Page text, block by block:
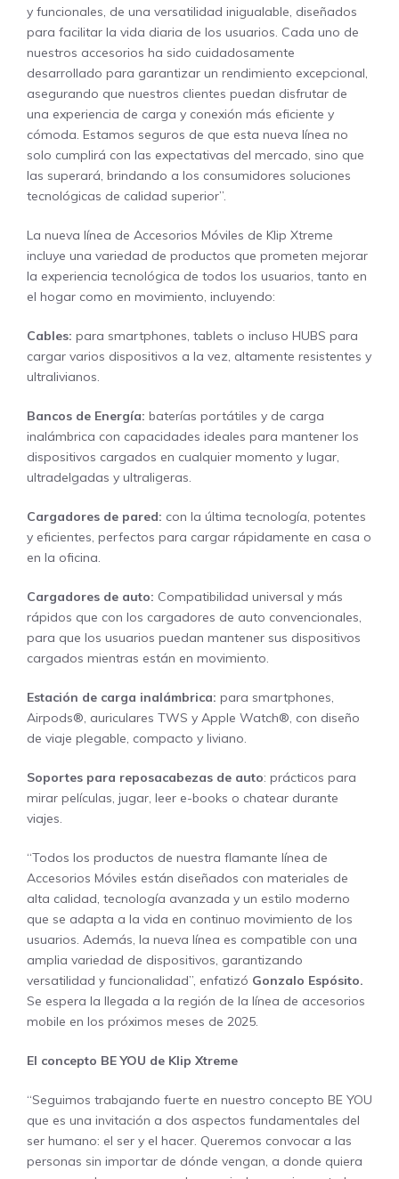
y funcionales, de una versatilidad inigualable, diseñados
para facilitar la vida diaria de los usuarios. Cada uno de
nuestros accesorios ha sido cuidadosamente
desarrollado para garantizar un rendimiento excepcional,
asegurando que nuestros clientes puedan disfrutar de
una experiencia de carga y conexión más eficiente y
cómoda. Estamos seguros de que esta nueva línea no
solo cumplirá con las expectativas del mercado, sino que
las superará, brindando a los consumidores soluciones
tecnológicas de calidad superior”.
La nueva línea de Accesorios Móviles de Klip Xtreme
incluye una variedad de productos que prometen mejorar
la experiencia tecnológica de todos los usuarios, tanto en
el hogar como en movimiento, incluyendo:
Cables: para smartphones, tablets o incluso HUBS para
cargar varios dispositivos a la vez, altamente resistentes y
ultralivianos.
Bancos de Energía: baterías portátiles y de carga
inalámbrica con capacidades ideales para mantener los
dispositivos cargados en cualquier momento y lugar,
ultradelgadas y ultraligeras.
Cargadores de pared: con la última tecnología, potentes
y eficientes, perfectos para cargar rápidamente en casa o
en la oficina.
Cargadores de auto: Compatibilidad universal y más
rápidos que con los cargadores de auto convencionales,
para que los usuarios puedan mantener sus dispositivos
cargados mientras están en movimiento.
Estación de carga inalámbrica: para smartphones,
Airpods®, auriculares TWS y Apple Watch®, con diseño
de viaje plegable, compacto y liviano.
Soportes para reposacabezas de auto: prácticos para
mirar películas, jugar, leer e-books o chatear durante
viajes.
“Todos los productos de nuestra flamante línea de
Accesorios Móviles están diseñados con materiales de
alta calidad, tecnología avanzada y un estilo moderno
que se adapta a la vida en continuo movimiento de los
usuarios. Además, la nueva línea es compatible con una
amplia variedad de dispositivos, garantizando
versatilidad y funcionalidad”, enfatizó Gonzalo Espósito.
Se espera la llegada a la región de la línea de accesorios
mobile en los próximos meses de 2025.
El concepto BE YOU de Klip Xtreme
“Seguimos trabajando fuerte en nuestro concepto BE YOU
que es una invitación a dos aspectos fundamentales del
ser humano: el ser y el hacer. Queremos convocar a las
personas sin importar de dónde vengan, a donde quiera